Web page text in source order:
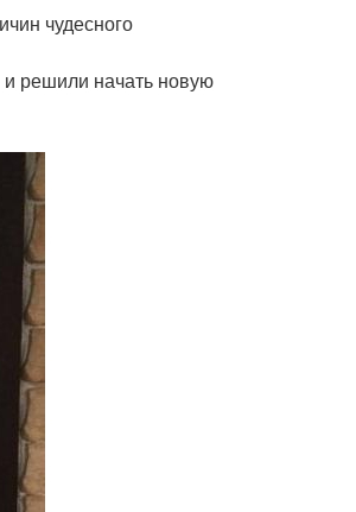
чудесного
и решили начать новую